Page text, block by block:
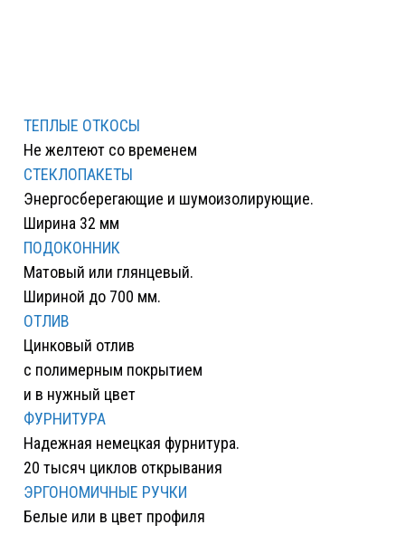
ТЕПЛЫЕ ОТКОСЫ
Не желтеют со временем
СТЕКЛОПАКЕТЫ
Энергосберегающие и шумоизолирующие.
Ширина 32 мм
ПОДОКОННИК
Матовый или глянцевый.
Шириной до 700 мм.
ОТЛИВ
Цинковый отлив
с полимерным покрытием
и в нужный цвет
ФУРНИТУРА
Надежная немецкая фурнитура.
20 тысяч циклов открывания
ЭРГОНОМИЧНЫЕ РУЧКИ
Белые или в цвет профиля